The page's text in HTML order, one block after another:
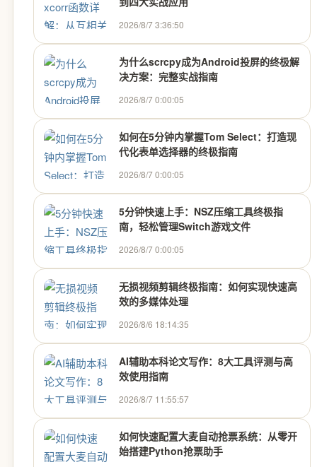
2026/8/7 3:36:50
为什么scrcpy成为Android投屏的终极解
决方案：完整实战指南
2026/8/7 0:00:05
如何在5分钟内掌握Tom Select：打造现
代化表单选择器的终极指南
2026/8/7 0:00:05
5分钟快速上手：NSZ压缩工具终极指
南，轻松管理Switch游戏文件
2026/8/7 0:00:05
无损视频剪辑终极指南：如何实现快速高
效的多媒体处理
2026/8/6 18:14:35
AI辅助本科论文写作：8大工具评测与高
效使用指南
2026/8/7 11:55:57
如何快速配置大麦自动抢票系统：从零开
始搭建Python抢票助手